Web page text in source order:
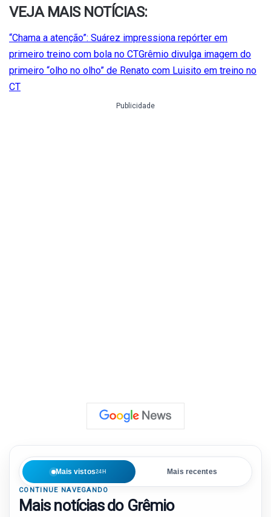
VEJA MAIS NOTÍCIAS:
“Chama a atenção”: Suárez impressiona repórter em
primeiro treino com bola no CTGrêmio divulga imagem do
primeiro “olho no olho” de Renato com Luisito em treino no
CT
Publicidade
Mais vistos24H Mais recentes
CONTINUE NAVEGANDO
Mais notícias do Grêmio